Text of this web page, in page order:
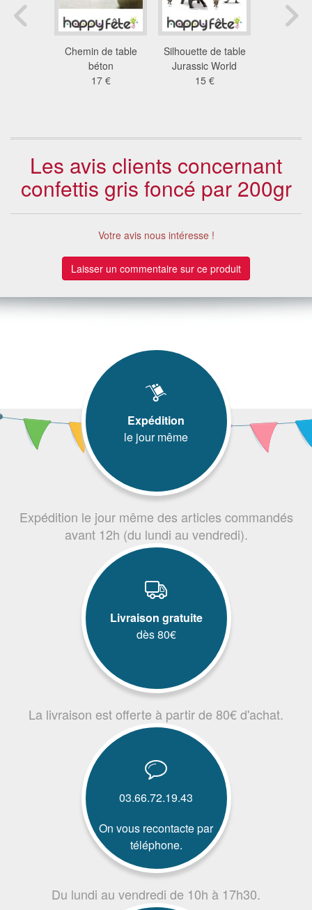
Chemin de table
béton
17 €
Silhouette de table
Jurassic World
15 €
Les avis clients concernant
confettis gris foncé par 200gr
Votre avis nous intéresse !
Laisser un commentaire sur ce produit
Expédition
le jour même
Expédition le jour même des articles commandés
avant 12h (du lundi au vendredi).
Livraison gratuite
dès 80€
La livraison est offerte à partir de 80€ d'achat.
03.66.72.19.43
On vous recontacte par
téléphone.
Du lundi au vendredi de 10h à 17h30.